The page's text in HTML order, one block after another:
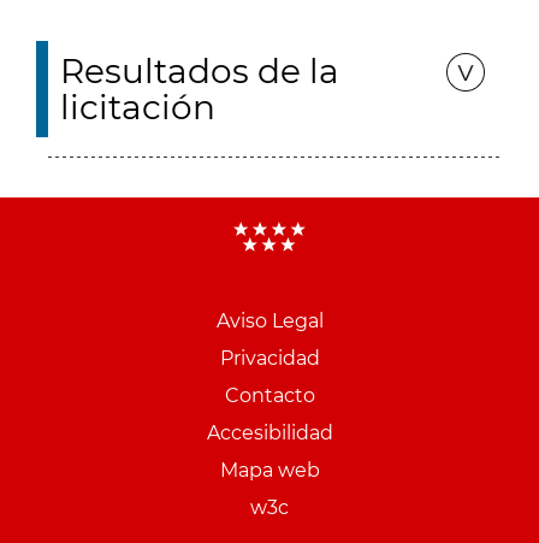
Resultados de la
licitación
Aviso Legal
Privacidad
Contacto
Accesibilidad
Mapa web
w3c